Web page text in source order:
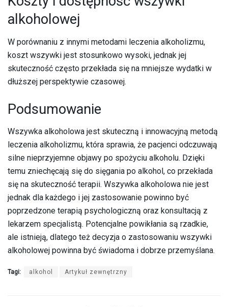
alkoholowej
W porównaniu z innymi metodami leczenia alkoholizmu,
koszt wszywki jest stosunkowo wysoki, jednak jej
skuteczność często przekłada się na mniejsze wydatki w
dłuższej perspektywie czasowej.
Podsumowanie
Wszywka alkoholowa jest skuteczną i innowacyjną metodą
leczenia alkoholizmu, która sprawia, że pacjenci odczuwają
silne nieprzyjemne objawy po spożyciu alkoholu. Dzięki
temu zniechęcają się do sięgania po alkohol, co przekłada
się na skuteczność terapii. Wszywka alkoholowa nie jest
jednak dla każdego i jej zastosowanie powinno być
poprzedzone terapią psychologiczną oraz konsultacją z
lekarzem specjalistą. Potencjalne powikłania są rzadkie,
ale istnieją, dlatego też decyzja o zastosowaniu wszywki
alkoholowej powinna być świadoma i dobrze przemyślana.
Tagi: alkohol Artykuł zewnętrzny